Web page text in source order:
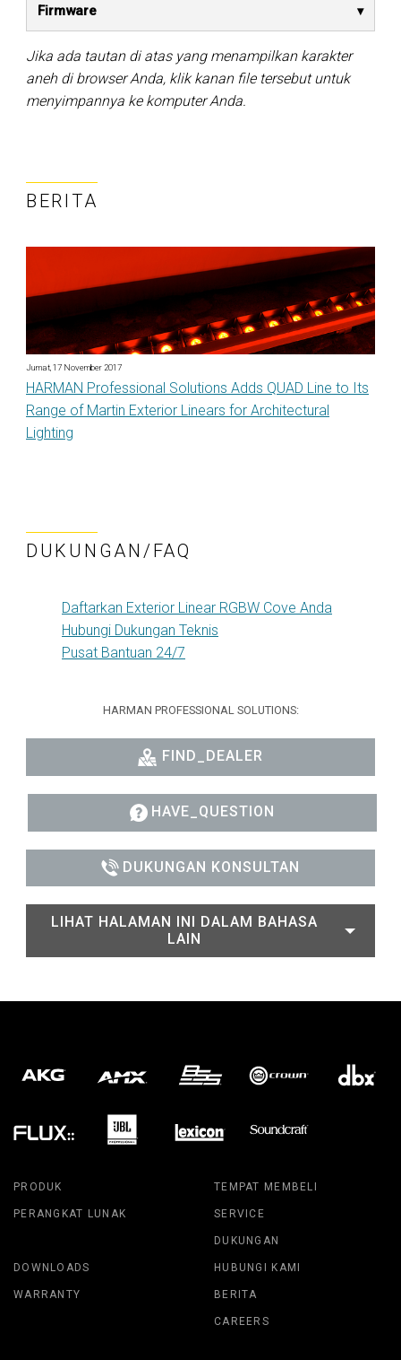
Firmware
Jika ada tautan di atas yang menampilkan karakter
aneh di browser Anda, klik kanan file tersebut untuk
menyimpannya ke komputer Anda.
BERITA
Jumat, 17 November 2017
HARMAN Professional Solutions Adds QUAD Line to Its
Range of Martin Exterior Linears for Architectural
Lighting
DUKUNGAN/FAQ
Daftarkan Exterior Linear RGBW Cove Anda
Hubungi Dukungan Teknis
Pusat Bantuan 24/7
HARMAN PROFESSIONAL SOLUTIONS:
FIND_DEALER
HAVE_QUESTION
DUKUNGAN KONSULTAN
LIHAT HALAMAN INI DALAM BAHASA
LAIN
PRODUK
PERANGKAT LUNAK
TEMPAT MEMBELI
SERVICE
DUKUNGAN
DOWNLOADS
WARRANTY
HUBUNGI KAMI
BERITA
CAREERS